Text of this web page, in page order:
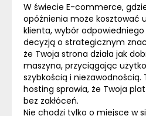
W świecie E-commerce,
opóźnienia może kosztować
klienta, wybór
decyzją o strategicznym
że Twoja strona działa jak
maszyna, przyciągając
szybkością i niezawodnością.
hosting sprawia, że Twoja
bez zakłóceń.
Nie chodzi tylko o miejsce w